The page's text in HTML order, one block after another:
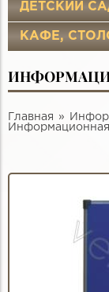
ДЕТСКИЙ
КАФЕ,
Главная